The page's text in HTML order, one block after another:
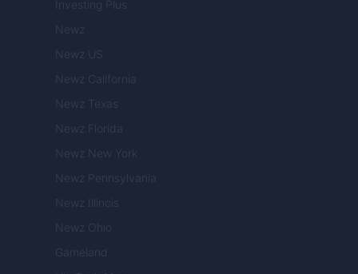
Investing Plus
Newz
Newz US
Newz California
Newz Texas
Newz Florida
Newz New York
Newz Pennsylvania
Newz Illinois
Newz Ohio
Gameland